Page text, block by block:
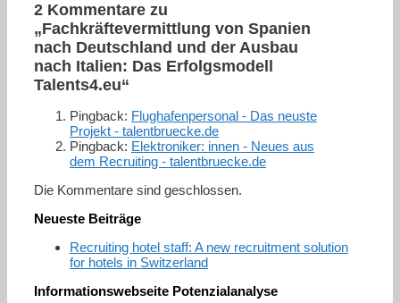
2 Kommentare zu
„Fachkräftevermittlung von Spanien
nach Deutschland und der Ausbau
nach Italien: Das Erfolgsmodell
Talents4.eu“
Pingback: Flughafenpersonal - Das neuste
Projekt - talentbruecke.de
Pingback: Elektroniker: innen - Neues aus
dem Recruiting - talentbruecke.de
Die Kommentare sind geschlossen.
Neueste Beiträge
Recruiting hotel staff: A new recruitment solution
for hotels in Switzerland
Informationswebseite Potenzialanalyse